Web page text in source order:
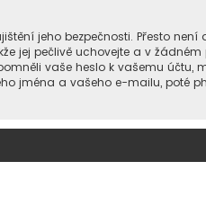
jeho bezpečnosti. Přesto
jej pečlivě uchovejte a v
vaše heslo k vašemu účtu,
jména a vašeho e-mailu, poté